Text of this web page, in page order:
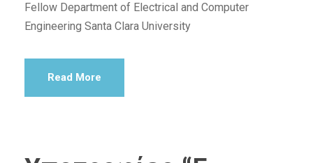
Fellow Department of Electrical and Computer
Engineering Santa Clara University
Read More